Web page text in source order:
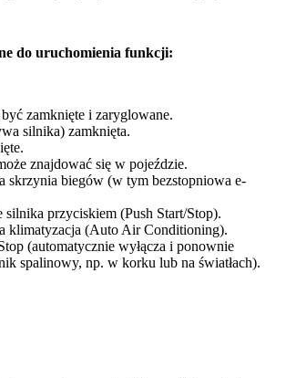
do uruchomienia funkcji:
zamknięte i zaryglowane.
silnika) zamknięta.
znajdować się w pojeździe.
skrzynia biegów (w tym bezstopniowa e-
silnika przyciskiem (Push Start/Stop).
klimatyzacja (Auto Air Conditioning).
(automatycznie wyłącza i ponownie
spalinowy, np. w korku lub na światłach).